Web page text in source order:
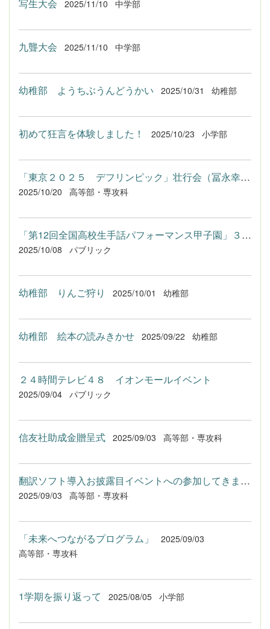
写生大会 2025/11/10 中学部
九聾大会 2025/11/10 中学部
幼稚部 ようちぶうんどうかい 2025/10/31 幼稚部
初めて狂言を体験しました！ 2025/10/23 小学部
「東京２０２５ デフリンピック」壮行会（冨永幸佑選手）
2025/10/20 高等部・専攻科
「第12回全国高校生手話パフォーマンス甲子園」３連覇
2025/10/08 パブリック
幼稚部 りんご狩り 2025/10/01 幼稚部
幼稚部 絵本の読みきかせ 2025/09/22 幼稚部
２４時間テレビ４８ イオンモールイベント
2025/09/04 パブリック
信友社助成金贈呈式 2025/09/03 高等部・専攻科
翻訳ソフト導入お披露目イベントへの参加してきました！
2025/09/03 高等部・専攻科
「未来へつながるプログラム」
2025/09/03
高等部・専攻科
1学期を振り返って 2025/08/05 小学部